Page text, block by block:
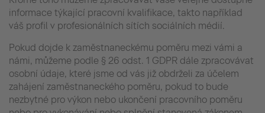
informace týkající pracovní kvalifikace, takto například
váš profil v profesionálních sítích sociálních médií.
Pokud dojde k zaměstnaneckému poměru mezi vámi a
námi, můžeme podle § 26 odst. 1 GDPR dále zpracovávat
osobní údaje, které jsme od vás již obdrželi za účelem
zahájení zaměstnaneckého poměru, pokud to bude
nezbytné pro výkon nebo ukončení pracovního poměru